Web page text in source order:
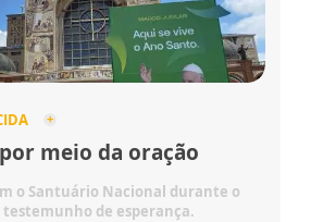
meio da oração
o Santuário Nacional durante o
testemunho de esperança.